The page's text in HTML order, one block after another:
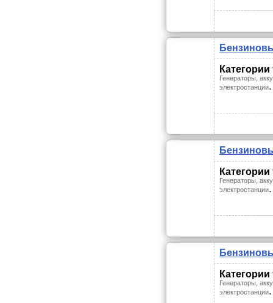
Генераторы,
электростанции.
Генераторы,
электростанции.
Генераторы,
электростанции.